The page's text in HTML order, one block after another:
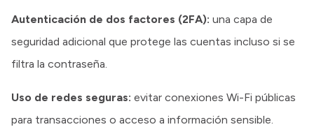
Autenticación de dos factores (2FA): una capa de
seguridad adicional que protege las cuentas incluso si se
filtra la contraseña.
Uso de redes seguras: evitar conexiones Wi-Fi públicas
para transacciones o acceso a información sensible.